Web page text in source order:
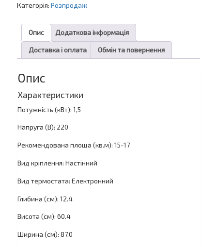
Категорія: Розпродаж
Опис Додаткова інформація
Доставка і оплата Обмін та повернення
Опис
Характеристики
Потужність (кВт): 1,5
Напруга (В): 220
Рекомендована площа (кв.м): 15-17
Вид кріплення: Настінний
Вид термостата: Електронний
Глибина (см): 12.4
Висота (см): 60.4
Ширина (см): 87.0